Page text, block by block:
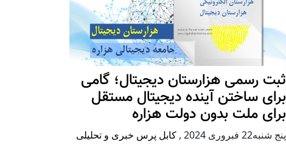
ثبت رسمی هزارستان دیجیتال؛ گامی
برای ساختن آینده دیجیتال مستقل
برای ملت بدون دولت هزاره
پنج شنبه22 فبروری 2024 , کابل پرس خبری و تحلیلی